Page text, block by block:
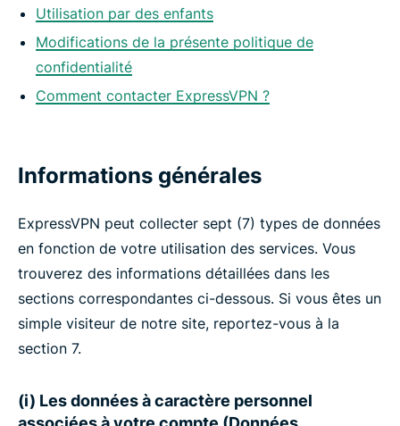
Utilisation par des enfants
Modifications de la présente politique de
confidentialité
Comment contacter ExpressVPN ?
Informations générales
ExpressVPN peut collecter sept (7) types de données
en fonction de votre utilisation des services. Vous
trouverez des informations détaillées dans les
sections correspondantes ci-dessous. Si vous êtes un
simple visiteur de notre site, reportez-vous à la
section 7.
(i) Les données à caractère personnel